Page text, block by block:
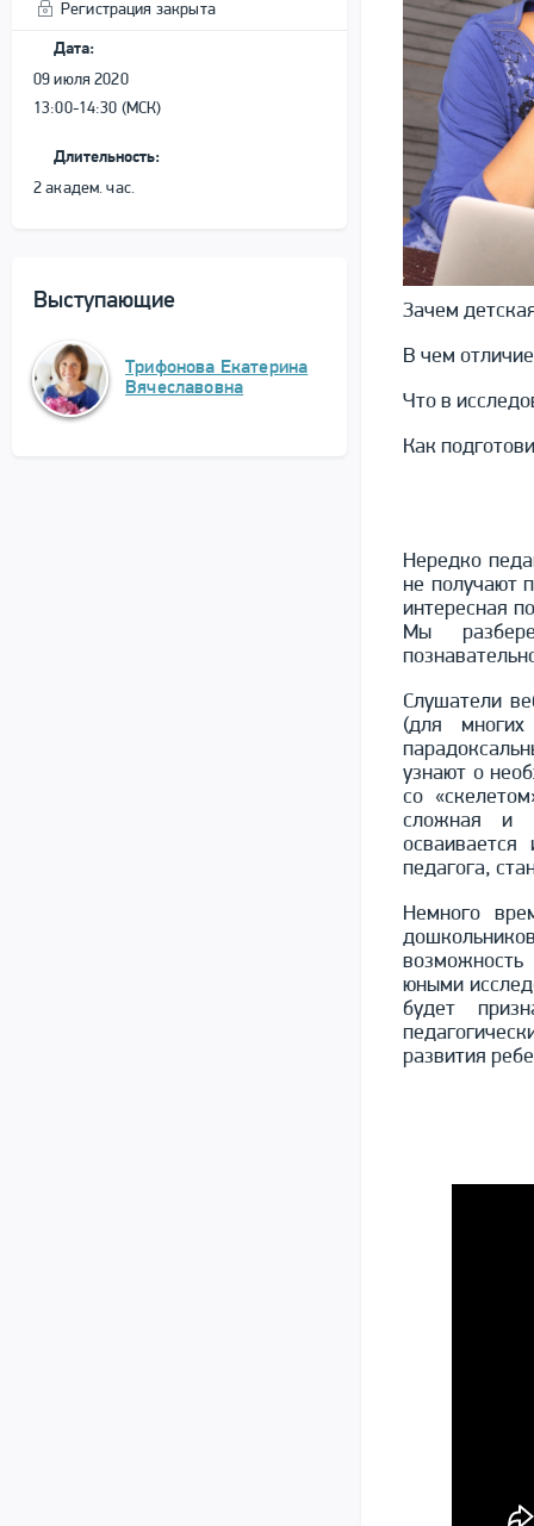
Регистрация закрыта
Дата:
09 июля 2020
13:00-14:30 (МСК)
Длительность:
2 академ. час.
Выступающие
Трифонова Екатерина
Вячеславовна
Зачем
В чем
Что в
Как
Нередко
не получают
интересная
Мы
Слушатели
(для
узнают о
со
сложная и
педагога,
Немного
юными
будет
развития